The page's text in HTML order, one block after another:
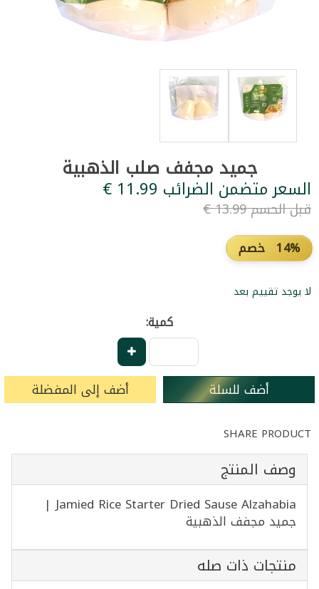
جميد مجفف صلب الذهبية
السعر متضمن الضرائب ‏11.99 €
قبل الحسم ‏13.99 €
14% خصم
لا يوجد تقييم بعد
كمية:
أضف للسلة أضف إلى المفضلة
SHARE PRODUCT
وصف المنتج
Jamied Rice Starter Dried Sause Alzahabia |
جميد مجفف الذهبية
منتجات ذات صله